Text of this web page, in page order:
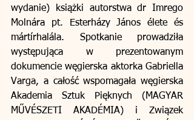
wydanie) książki autorstwa dr Imrego
Molnára pt. Esterházy János élete és
mártírhalála. Spotkanie prowadziła
występująca w prezentowanym
dokumencie węgierska aktorka Gabriella
Varga, a całość wspomagała węgierska
Akademia Sztuk Pięknych (MAGYAR
MŰVÉSZETI AKADÉMIA) i Związek